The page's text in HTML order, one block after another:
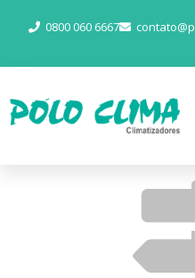
0800 060 6667